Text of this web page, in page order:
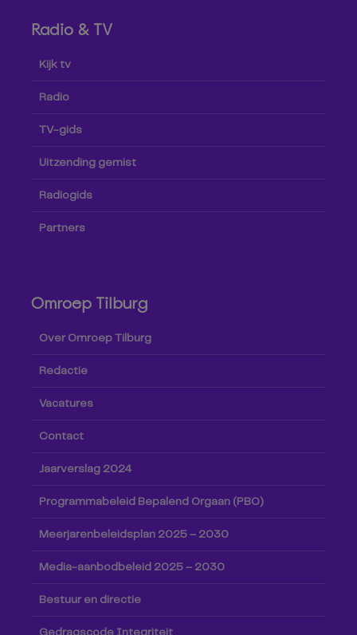
Radio & TV
Kijk tv
Radio
TV-gids
Uitzending gemist
Radiogids
Partners
Omroep Tilburg
Over Omroep Tilburg
Redactie
Vacatures
Contact
Jaarverslag 2024
Programmabeleid Bepalend Orgaan (PBO)
Meerjarenbeleidsplan 2025 – 2030
Media-aanbodbeleid 2025 – 2030
Bestuur en directie
Gedragscode Integriteit